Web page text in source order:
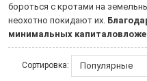
бороться с кротами на
неохотно покидают их.
минимальных
Сортировка: Популярные